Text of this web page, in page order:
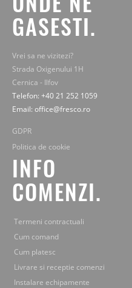
GASESTI.
Vrei sa ne vizitezi?
Strada Oxigenului 1H
Cernica - Ilfov
Telefon: +40 21 252 1059
Email: office@fresco.ro
GDPR
Politica de cookie
INFO
COMENZI.
Termeni contractuali
Cum comand
Cum platesc
Livrare si receptie comenzi
Instalare echipamente